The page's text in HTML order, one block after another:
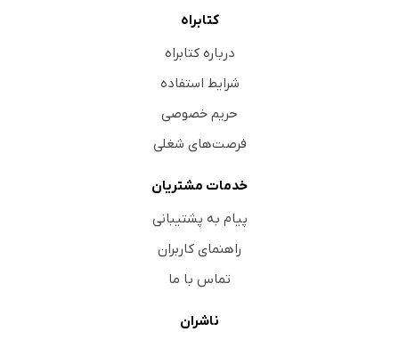
کتابراه
درباره کتابراه
شرایط استفاده
حریم خصوصی
فرصت‌های شغلی
خدمات مشتریان
پیام به پشتیبانی
راهنمای کاربران
تماس با ما
ناشران